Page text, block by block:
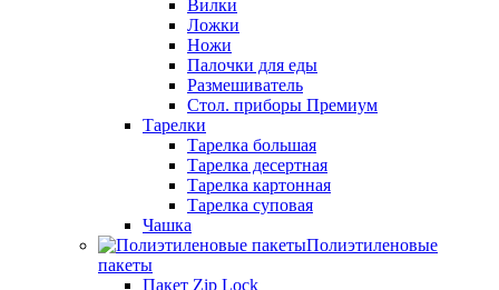
Вилки
Ложки
Ножи
Палочки для еды
Размешиватель
Стол. приборы Премиум
Тарелки
Тарелка большая
Тарелка десертная
Тарелка картонная
Тарелка суповая
Чашка
Полиэтиленовые
пакеты
Пакет Zip Lock